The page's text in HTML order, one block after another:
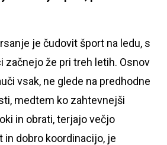
je čudovit šport na ledu, s
začnejo že pri treh letih. Osnov
vsak, ne glede na predhodne
medtem ko zahtevnejši
in obrati, terjajo večjo
in dobro koordinacijo, je